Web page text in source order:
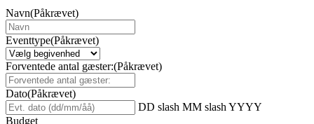
Navn(Påkrævet)
Eventtype(Påkrævet)
Forventede antal gæster:(Påkrævet)
Dato(Påkrævet)
DD slash MM slash YYYY
Budget